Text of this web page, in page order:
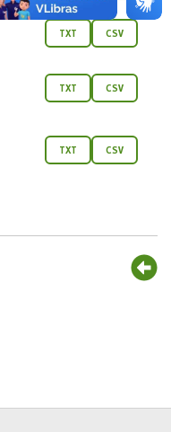
TXT CSV
TXT CSV
TXT CSV